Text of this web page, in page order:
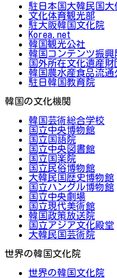
駐日本国大韓民国大
文化体育観光部
駐大阪韓国文化院
Korea.net
韓国観光公社
韓国コンテンツ振興
国外所在文化遺産財
韓国農水産食品流通
駐日韓国教育院
韓国の文化機関
韓国芸術総合学校
国立中央博物館
国立国語院
国立中央図書館
国立国楽院
国立民俗博物館
大韓民国歴史博物館
国立ハングル博物館
国立中央劇場
国立現代美術館
韓国政策放送院
国立アジア文化殿堂
大韓民国芸術院
世界の韓国文化院
世界の韓国文化院